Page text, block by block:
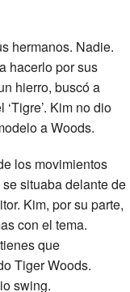
hermanos. Nadie.
hacerlo por sus
hierro, buscó a
Kim no dio
a Woods.
los movimientos
situaba delante de
Kim, por su parte,
con el tema.
que
Tiger Woods.
swing.